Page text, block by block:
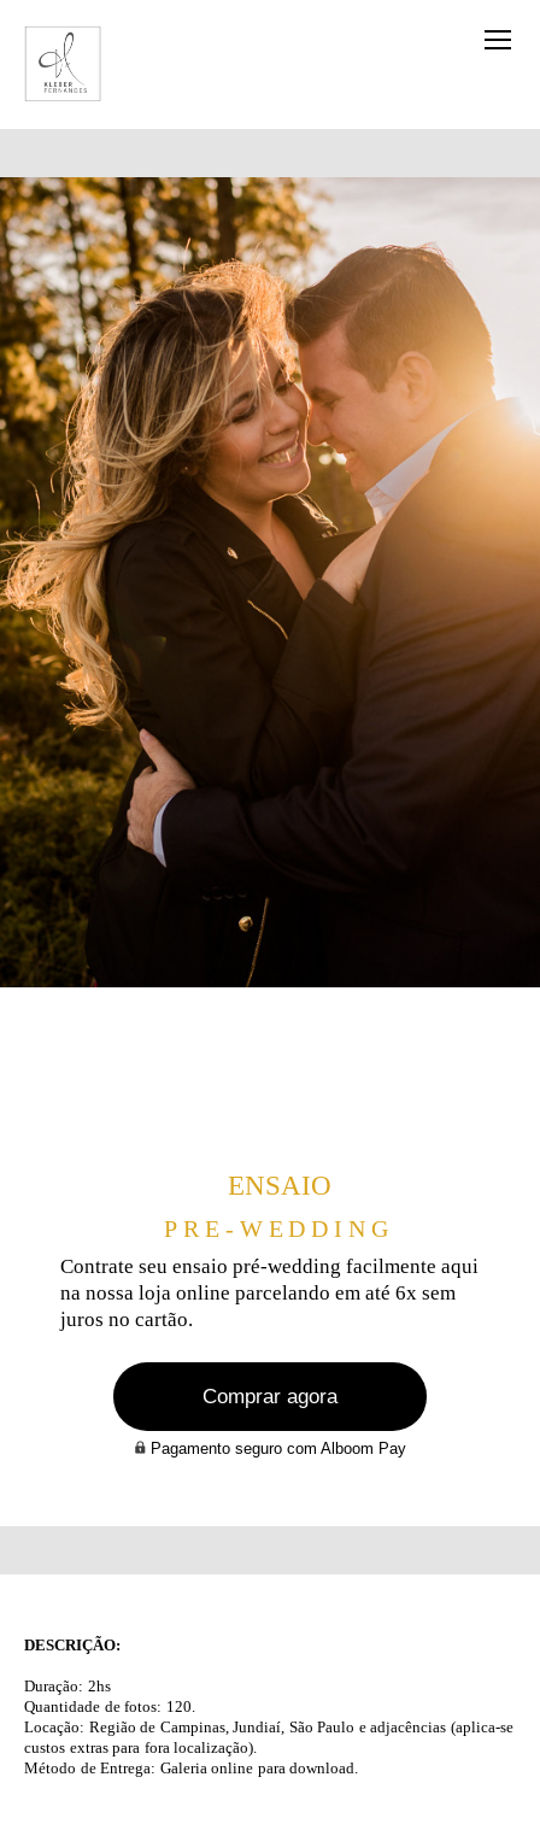
ENSAIO
PRE-WEDDING
Contrate seu ensaio pré-wedding facilmente aqui
na nossa loja online parcelando em até 6x sem
juros no cartão.
Comprar agora
Pagamento seguro com Alboom Pay
DESCRIÇÃO:
Duração: 2hs
Quantidade de fotos: 120.
Locação: Região de Campinas, Jundiaí, São Paulo e adjacências (aplica-se
custos extras para fora localização).
Método de Entrega: Galeria online para download.